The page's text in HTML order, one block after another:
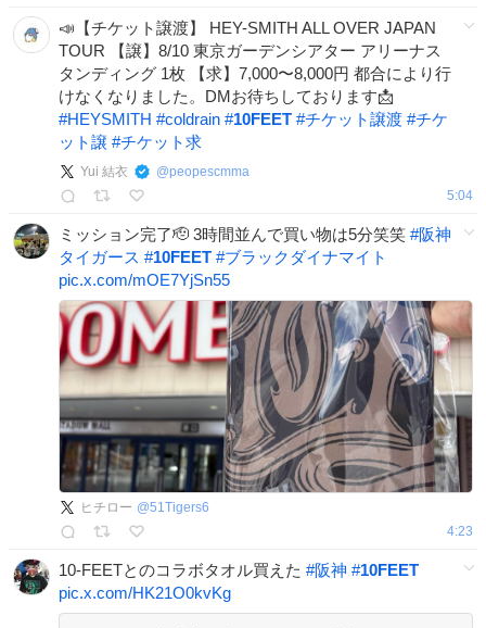
📣【チケット譲渡】 HEY-SMITH ALL OVER JAPAN
TOUR 【譲】8/10 東京ガーデンシアター アリーナス
タンディング 1枚 【求】7,000〜8,000円 都合により行
けなくなりました。DMお待ちしております📩
#HEYSMITH #coldrain #10FEET #チケット譲渡 #チケ
ット譲 #チケット求
Yui 結衣 @peopescmma
5:04
ミッション完了🫡 3時間並んで買い物は5分笑笑 #阪神
タイガース #10FEET #ブラックダイナマイト
pic.x.com/mOE7YjSn55
ヒチロー @51Tigers6
4:23
10-FEETとのコラボタオル買えた #阪神 #10FEET
pic.x.com/HK21O0kvKg